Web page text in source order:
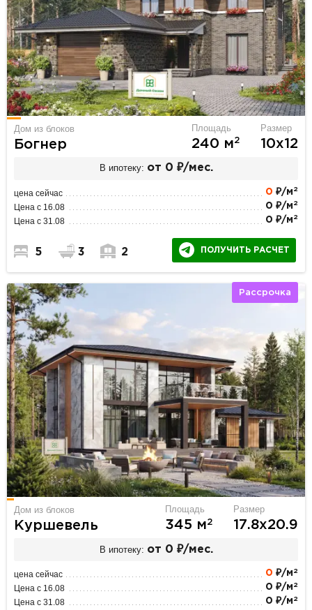
Дом из блоков
Богнер
Площадь
240 м2
Размер
10х12
В ипотеку: от 0 ₽/мес.
цена сейчас 0 ₽/м 2
Цена с 16.08 0 ₽/м 2
Цена с 31.08 0 ₽/м 2
5 3 2 ПОЛУЧИТЬ РАСЧЕТ
Рассрочка
Дом из блоков
Куршевель
Площадь
345 м2
Размер
17.8х20.9
В ипотеку: от 0 ₽/мес.
цена сейчас 0 ₽/м 2
Цена с 16.08 0 ₽/м 2
Цена с 31.08 0 ₽/м 2